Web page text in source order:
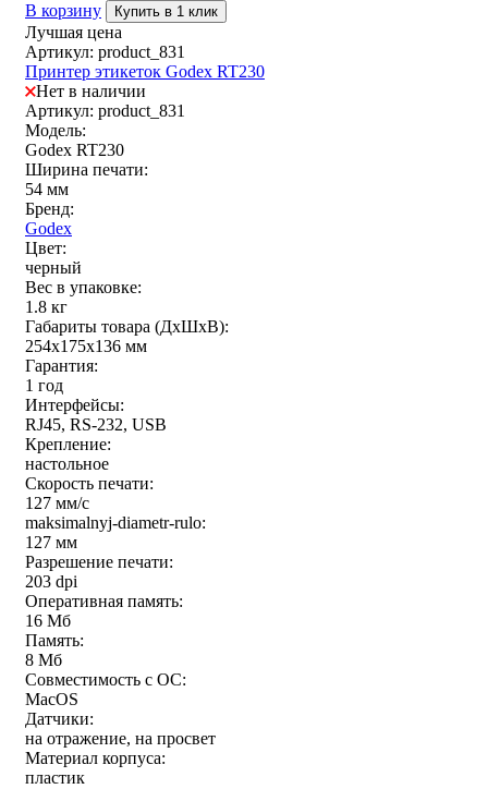
В корзину
Купить в 1 клик
Лучшая цена
Артикул: product_831
Принтер этикеток Godex RT230
Нет в наличии
Артикул: product_831
Модель:
Godex RT230
Ширина печати:
54 мм
Бренд:
Godex
Цвет:
черный
Вес в упаковке:
1.8 кг
Габариты товара (ДxШxВ):
254х175х136 мм
Гарантия:
1 год
Интерфейсы:
RJ45, RS-232, USB
Крепление:
настольное
Скорость печати:
127 мм/с
maksimalnyj-diametr-rulo:
127 мм
Разрешение печати:
203 dpi
Оперативная память:
16 Мб
Память:
8 Мб
Совместимость с ОС:
MacOS
Датчики:
на отражение, на просвет
Материал корпуса:
пластик